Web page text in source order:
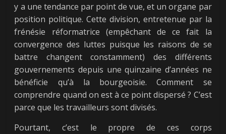
y a une tendance par point de vue, et un organe par
position politique. Cette division, entretenue par la
frénésie réformatrice (empêchant de ce fait la
convergence des luttes puisque les raisons de se
battre changent constamment) des différents
gouvernements depuis une quinzaine d’années ne
bénéficie qu’à la bourgeoisie. Comment se
comprendre quand on est à ce point dispersé ? C’est
parce que les travailleurs sont divisés.
Pourtant, c’est le propre de ces corps